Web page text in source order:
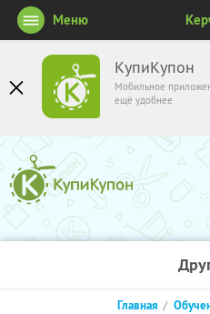
КупиКупон
Мобильное
ещё удобнее
Меню
Главная